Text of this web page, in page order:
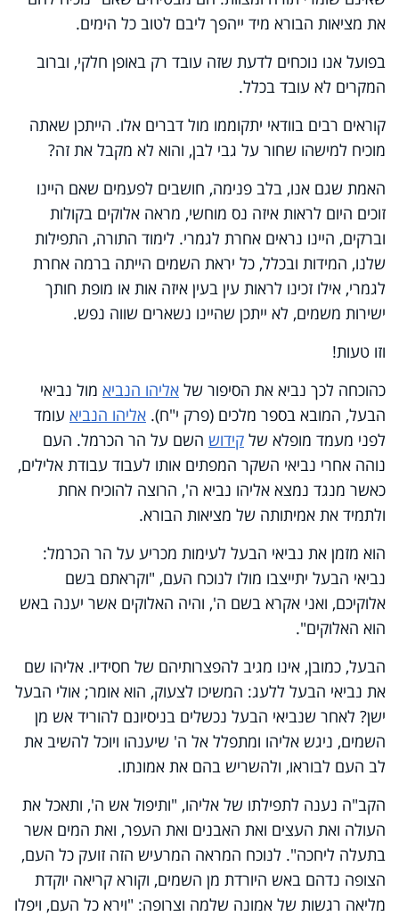
את מציאות הבורא מיד ייהפך ליבם לטוב כל הימים.
בפועל אנו נוכחים לדעת שזה עובד רק באופן חלקי, וברוב
המקרים לא עובד בכלל.
קוראים רבים בוודאי יתקוממו מול דברים אלו. הייתכן שאתה
מוכיח למישהו שחור על גבי לבן, והוא לא מקבל את זה?
האמת שגם אנו, בלב פנימה, חושבים לפעמים שאם היינו
זוכים היום לראות איזה נס מוחשי, מראה אלוקים בקולות
וברקים, היינו נראים אחרת לגמרי. לימוד התורה, התפילות
שלנו, המידות ובכלל, כל יראת השמים הייתה ברמה אחרת
לגמרי, אילו זכינו לראות עין בעין איזה אות או מופת חותך
ישירות משמים, לא ייתכן שהיינו נשארים שווה נפש.
וזו טעות!
כהוכחה לכך נביא את הסיפור של אליהו הנביא מול נביאי
הבעל, המובא בספר מלכים (פרק י"ח). אליהו הנביא עומד
לפני מעמד מופלא של קידוש השם על הר הכרמל. העם
נוהה אחרי נביאי השקר המפתים אותו לעבוד עבודת אלילים,
כאשר מנגד נמצא אליהו נביא ה', הרוצה להוכיח אחת
ולתמיד את אמיתותה של מציאות הבורא.
הוא מזמן את נביאי הבעל לעימות מכריע על הר הכרמל:
נביאי הבעל יתייצבו מולו לנוכח העם, "וקראתם בשם
אלוקיכם, ואני אקרא בשם ה', והיה האלוקים אשר יענה באש
הוא האלוקים".
הבעל, כמובן, אינו מגיב להפצרותיהם של חסידיו. אליהו שם
את נביאי הבעל ללעג: המשיכו לצעוק, הוא אומר; אולי הבעל
ישן? לאחר שנביאי הבעל נכשלים בניסיונם להוריד אש מן
השמים, ניגש אליהו ומתפלל אל ה' שיענהו ויוכל להשיב את
לב העם לבוראו, ולהשריש בהם את אמונתו.
הקב"ה נענה לתפילתו של אליהו, "ותיפול אש ה', ותאכל את
העולה ואת העצים ואת האבנים ואת העפר, ואת המים אשר
בתעלה ליחכה". לנוכח המראה המרעיש הזה זועק כל העם,
הצופה נדהם באש היורדת מן השמים, וקורא קריאה יוקדת
מליאה רגשות של אמונה שלמה וצרופה: "וירא כל העם, ויפלו